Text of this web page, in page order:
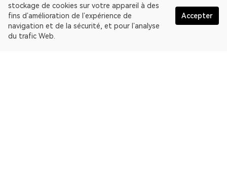
stockage de cookies sur votre appareil à des
fins d’amélioration de l’expérience de
navigation et de la sécurité, et pour l’analyse
du trafic Web.
Accepter